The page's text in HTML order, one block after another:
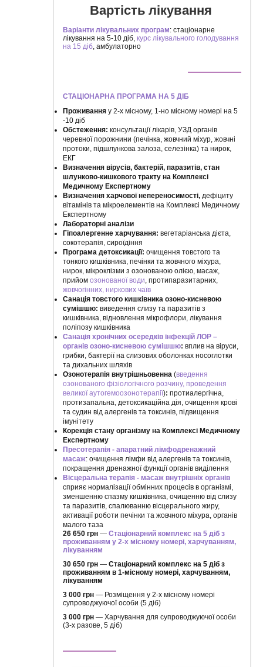
Вартість лікування
Варіанти лікувальних програм: стаціонарне
лікування на 5-10 діб, курс лікувального голодування
на 15 діб , амбулаторно
СТАЦІОНАРНА ПРОГРАМА НА 5 ДІБ
Проживання у 2-х місному, 1-но місному номері на 5
-10 діб
Обстеження: консультації лікарів, УЗД органів
черевної порожнини (печінка, жовчний міхур, жовчні
протоки, підшлункова залоза, селезінка) та нирок,
ЕКГ
Визначення вірусів, бактерій, паразитів, стан
шлунково-кишкового тракту на Комплексі
Медичному Експертному
Визначення харчової непереносимості, дефіциту
вітамінів та мікроелементів на Комплексі Медичному
Експертному
Лабораторні аналізи
Гіпоалергенне харчування: вегетаріанська дієта,
сокотерапія, сироїдіння
Програма детоксикації: очищення товстого та
тонкого кишківника, печінки та жовчного міхура,
нирок, мікроклізми з озонованою олією, масаж,
прийом озонованої води , протипаразитарних,
жовчогінних, ниркових чаїв
Санація товстого кишківника озоно-кисневою
сумішшю: виведення слизу та паразитів з
кишківника, відновлення мікрофлори, лікування
поліпозу кишківника
Санація хронічних осередків інфекцій ЛОР –
органів озоно-кисневою сумішшю: вплив на віруси,
грибки, бактерії на слизових оболонках носоглотки
та дихальних шляхів
Озонотерапія внутрішньовенна (введення
озонованого фізіологічного розчину, проведення
великої аутогемоозонотерапії): протиалергічна,
протизапальна, детоксикаційна дія, очищення крові
та судин від алергенів та токсинів, підвищення
імунітету
Корекція стану організму на Комплексі Медичному
Експертному
Пресотерапія - апаратний лімфодренажний
масаж: очищення лімфи від алергенів та токсинів,
покращення дренажної функції органів виділення
Вісцеральна терапія - масаж внутрішніх органів
сприяє нормалізації обмінних процесів в організмі,
зменшенню спазму кишківника, очищенню від слизу
та паразитів, спалюванню вісцерального жиру,
активації роботи печінки та жовчного міхура, органів
малого таза
26 650 грн — Стаціонарний комплекс на 5 діб з
проживанням у 2-х місному номері, харчуванням,
лікуванням
30 650 грн — Стаціонарний комплекс на 5 діб з
проживанням в 1-місному номері, харчуванням,
лікуванням
3 000 грн — Розміщення у 2-х місному номері
супроводжуючої особи (5 діб)
3 000 грн — Харчування для супроводжуючої особи
(3-х разове, 5 діб)